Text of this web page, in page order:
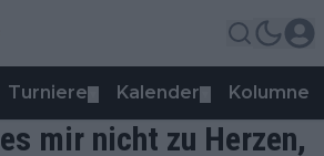
Turniere Kalender Kolumnen
mir nicht zu Herzen,